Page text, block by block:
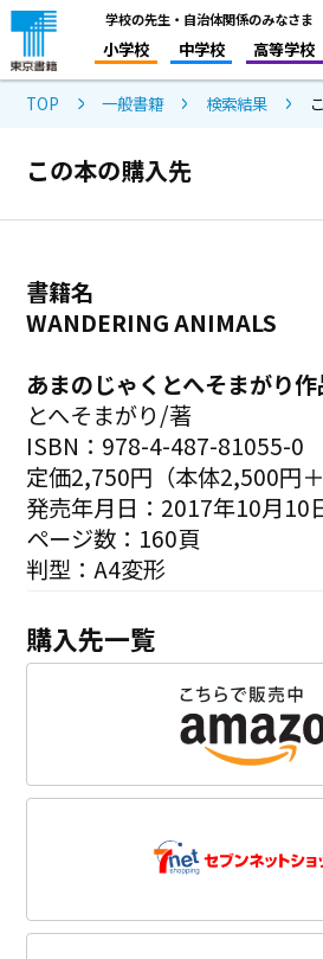
学校の先生・自治体関係のみなさま
小学校 中学校 高等学校
TOP 一般書籍 検索結果
この本の購入先
書籍名
WANDERING ANIMALS
あまのじゃくとへそまがり作
とへそまがり/著
ISBN：978-4-487-81055-0
定価2,750円（本体2,500円＋
発売年月日：2017年10月10
ページ数：160頁
判型：A4変形
購入先一覧